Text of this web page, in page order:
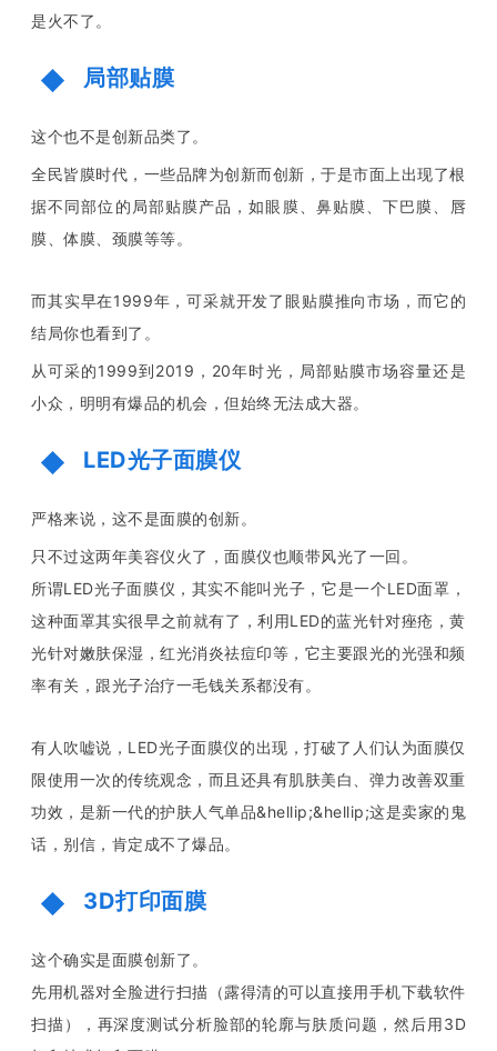
是火不了。
局部贴膜
这个也不是创新品类了。
全民皆膜时代，一些品牌为创新而创新，于是市面上出现了根
据不同部位的局部贴膜产品，如眼膜、鼻贴膜、下巴膜、唇
膜、体膜、颈膜等等。
而其实早在1999年，可采就开发了眼贴膜推向市场，而它的
结局你也看到了。
从可采的1999到2019，20年时光，局部贴膜市场容量还是
小众，明明有爆品的机会，但始终无法成大器。
LED光子面膜仪
严格来说，这不是面膜的创新。
只不过这两年美容仪火了，面膜仪也顺带风光了一回。
所谓LED光子面膜仪，其实不能叫光子，它是一个LED面罩，
这种面罩其实很早之前就有了，利用LED的蓝光针对痤疮，黄
光针对嫩肤保湿，红光消炎祛痘印等，它主要跟光的光强和频
率有关，跟光子治疗一毛钱关系都没有。
有人吹嘘说，LED光子面膜仪的出现，打破了人们认为面膜仅
限使用一次的传统观念，而且还具有肌肤美白、弹力改善双重
功效，是新一代的护肤人气单品&hellip;&hellip;这是卖家的鬼
话，别信，肯定成不了爆品。
3D打印面膜
这个确实是面膜创新了。
先用机器对全脸进行扫描（露得清的可以直接用手机下载软件
扫描），再深度测试分析脸部的轮廓与肤质问题，然后用3D